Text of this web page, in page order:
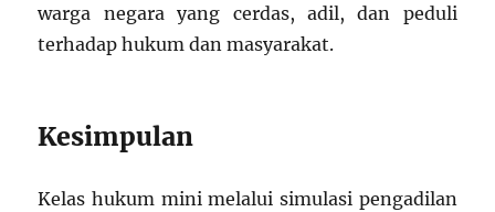
warga negara yang cerdas, adil, dan peduli
terhadap hukum dan masyarakat.
Kesimpulan
Kelas hukum mini melalui simulasi pengadilan